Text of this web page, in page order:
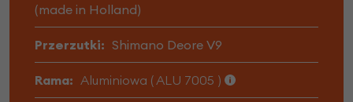
(made in Holland)
Przerzutki: Shimano Deore V9
Rama: Aluminiowa ( ALU 7005 )